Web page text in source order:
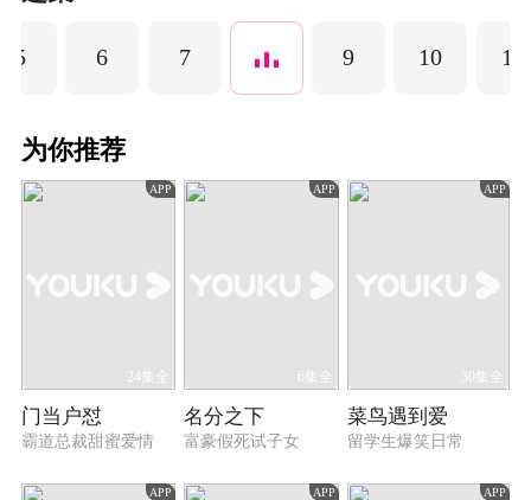
村老家与父亲的谈话中王杰得到了答案。回到城
市的王杰发现，李琪的父亲已经去世。当王杰准
5 6 7 9 10 11
为你推荐
APP
24集全
门当户怼
霸道总裁甜蜜爱情
APP
6集全
名分之下
富豪假死试子女
APP
30集全
菜鸟遇到爱
留学生爆笑日常
APP APP APP